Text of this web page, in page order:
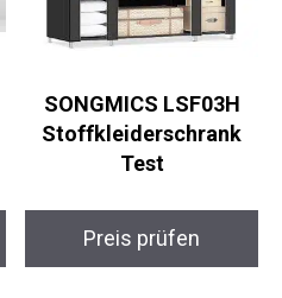
SONGMICS LSF03H
Stoffkleiderschrank
Test
Preis prüfen